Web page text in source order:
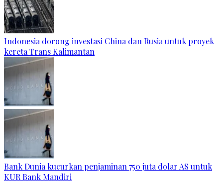
Indonesia dorong investasi China dan Rusia untuk proyek
kereta Trans Kalimantan
Bank Dunia kucurkan penjaminan 750 juta dolar AS untuk
KUR Bank Mandiri